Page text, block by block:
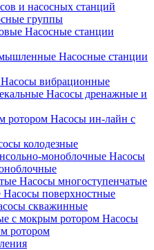
и насосных станций
группы
Насосные станции
Насосные станции
Насосы вибрационные
Насосы дренажные и
Насосы ин-лайн с
колодезные
Насосы
Насосы многоступенчатые
Насосы поверхностные
скважинные
Насосы
ротором